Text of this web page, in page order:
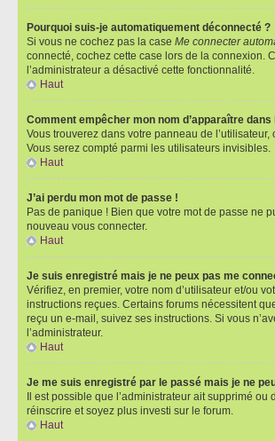
Pourquoi suis-je automatiquement déconnecté ?
Si vous ne cochez pas la case Me connecter
connecté, cochez cette case lors de la connexion.
l’administrateur a désactivé cette fonctionnalité.
Haut
Comment empêcher mon nom d’apparaître
Vous trouverez dans votre panneau de
Vous serez compté parmi les utilisateurs invisibles.
Haut
J’ai perdu mon mot de passe !
Pas de panique ! Bien que votre mot de passe ne
nouveau vous connecter.
Haut
Je suis enregistré mais je ne peux pas me
Vérifiez, en premier, votre nom d’utilisateur et/ou
instructions reçues. Certains forums nécessitent
reçu un e-mail, suivez ses instructions. Si vous
l’administrateur.
Haut
Je me suis enregistré par le passé mais je ne
Il est possible que l’administrateur ait supprimé
réinscrire et soyez plus investi sur le forum.
Haut